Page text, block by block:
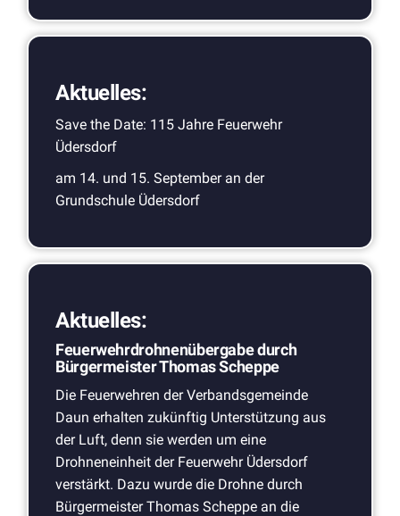
Aktuelles:
Save the Date: 115 Jahre Feuerwehr
Üdersdorf
am 14. und 15. September an der
Grundschule Üdersdorf
Aktuelles:
Feuerwehrdrohnenübergabe durch
Bürgermeister Thomas Scheppe
Die Feuerwehren der Verbandsgemeinde
Daun erhalten zukünftig Unterstützung aus
der Luft, denn sie werden um eine
Drohneneinheit der Feuerwehr Üdersdorf
verstärkt. Dazu wurde die Drohne durch
Bürgermeister Thomas Scheppe an die